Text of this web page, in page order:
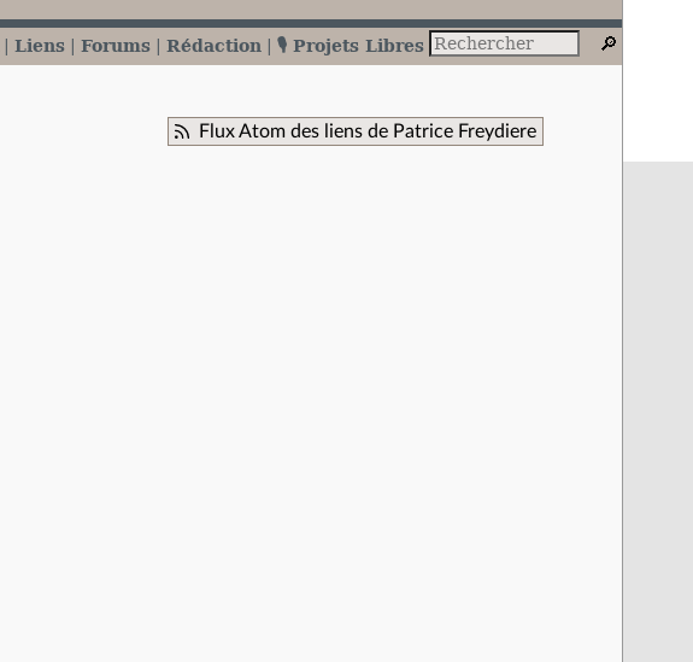
Liens Forums Rédaction 🎙️ Projets Libres
Flux Atom des liens de Patrice Freydiere